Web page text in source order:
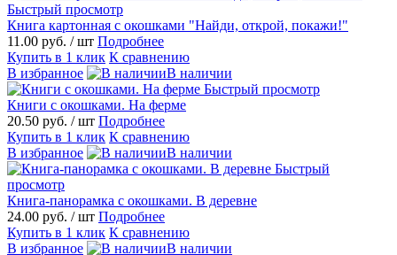
Быстрый просмотр
Книга картонная с окошками "Найди, открой, покажи!"
11.00 руб. / шт Подробнее
Купить в 1 клик К сравнению
В избранное
В наличии
Быстрый просмотр
Книги с окошками. На ферме
20.50 руб. / шт Подробнее
Купить в 1 клик К сравнению
В избранное
В наличии
Быстрый
просмотр
Книга-панорамка с окошками. В деревне
24.00 руб. / шт Подробнее
Купить в 1 клик К сравнению
В избранное
В наличии